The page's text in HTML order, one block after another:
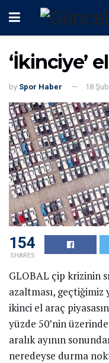
‘İkinciye’
by Spor Haber 18
154
SHARES
GLOBAL çip krizinin
azaltması, geçtiğimiz
ikinci el araç
yüzde 50’nin
aralık ayının
neredeyse durma